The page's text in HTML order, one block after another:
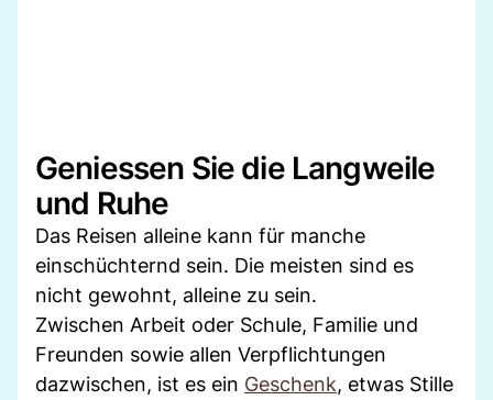
Geniessen Sie die Langweile
und Ruhe
Das Reisen alleine kann für manche
einschüchternd sein. Die meisten sind es
nicht gewohnt, alleine zu sein.
Zwischen Arbeit oder Schule, Familie und
Freunden sowie allen Verpflichtungen
dazwischen, ist es ein Geschenk, etwas Stille